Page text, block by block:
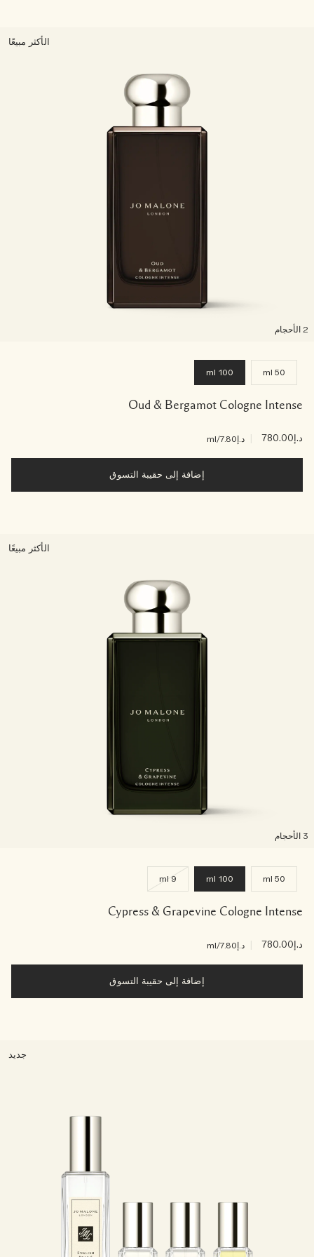
الأكثر مبيعًا
50 ml
100 ml
Oud & Bergamot Cologne Intense
د.إ780.00 د.إ7.80 /ml
إضافة إلى حقيبة التسوق
الأكثر مبيعًا
50 ml
100 ml
Cypress & Grapevine Cologne Intense
د.إ780.00 د.إ7.80 /ml
إضافة إلى حقيبة التسوق
جديد